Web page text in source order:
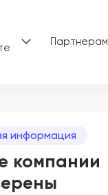
Партнерам
информация
компании